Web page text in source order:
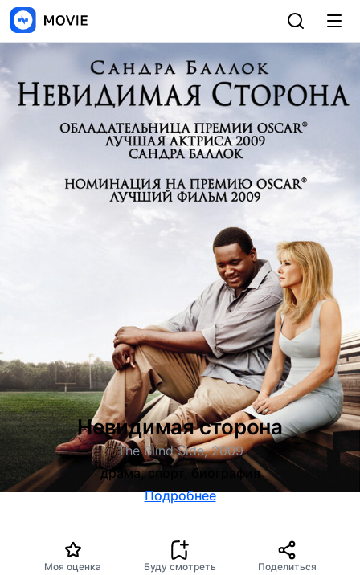
Невидимая сторона
The Blind Side, 2009
драма, спорт, биография
Подробнее
Моя оценка Буду смотреть Поделиться